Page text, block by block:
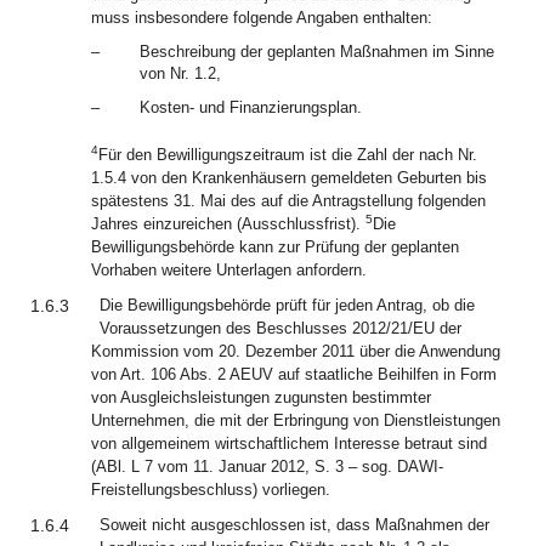
muss insbesondere folgende Angaben enthalten:
–
Beschreibung der geplanten Maßnahmen im Sinne
von Nr. 1.2,
–
Kosten- und Finanzierungsplan.
4Für den Bewilligungszeitraum ist die Zahl der nach Nr.
1.5.4 von den Krankenhäusern gemeldeten Geburten bis
spätestens 31. Mai des auf die Antragstellung folgenden
Jahres einzureichen (Ausschlussfrist). 5 Die
Bewilligungsbehörde kann zur Prüfung der geplanten
Vorhaben weitere Unterlagen anfordern.
1.6.3
Die Bewilligungsbehörde prüft für jeden Antrag, ob die
Voraussetzungen des Beschlusses 2012/21/EU der
Kommission vom 20. Dezember 2011 über die Anwendung
von Art. 106 Abs. 2 AEUV auf staatliche Beihilfen in Form
von Ausgleichsleistungen zugunsten bestimmter
Unternehmen, die mit der Erbringung von Dienstleistungen
von allgemeinem wirtschaftlichem Interesse betraut sind
(ABl. L 7 vom 11. Januar 2012, S. 3 – sog. DAWI-
Freistellungsbeschluss) vorliegen.
1.6.4
Soweit nicht ausgeschlossen ist, dass Maßnahmen der